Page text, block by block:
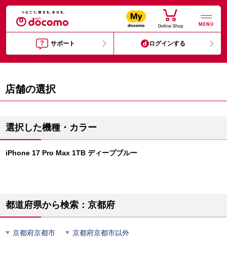
MENU
サポート ログインする
店舗の選択
選択した機種・カラー
iPhone 17 Pro Max 1TB ディープブルー
都道府県から検索：京都府
京都府京都市 京都府京都市以外